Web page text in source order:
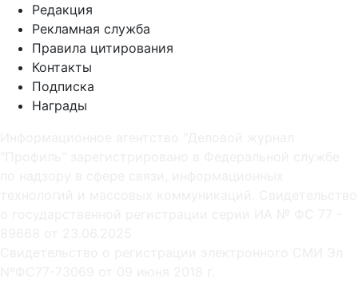
Редакция
Рекламная служба
Правила цитирования
Контакты
Подписка
Награды